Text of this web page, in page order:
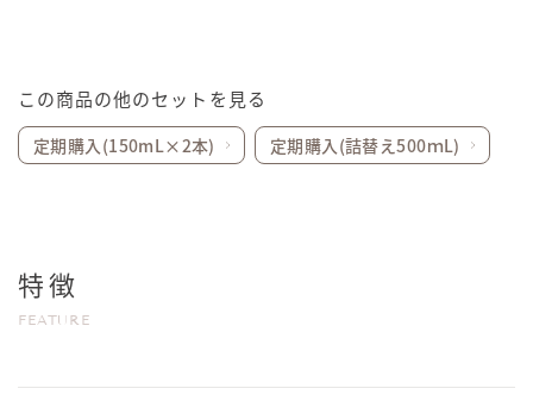
この商品の他のセットを見る
定期購入(150mL×2本) 定期購入(詰替え500ｍL)
特徴
FEATURE